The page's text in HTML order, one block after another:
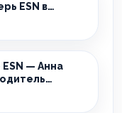
ESN в
— Анна